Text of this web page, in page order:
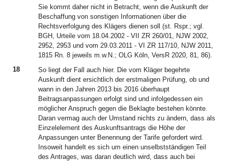
Sie kommt daher nicht in Betracht, wenn die Auskunft der
Beschaffung von sonstigen Informationen über die
Rechtsverfolgung des Klägers dienen soll (st. Rspr.; vgl.
BGH, Urteile vom 18.04.2002 - VII ZR 260/01, NJW 2002,
2952, 2953 und vom 29.03.2011 - VI ZR 117/10, NJW 2011,
1815 Rn. 8 jeweils m.w.N.; OLG Köln, VersR 2020, 81, 86).
18
So liegt der Fall auch hier. Die vom Kläger begehrte
Auskunft dient ersichtlich der erstmaligen Prüfung, ob und
wann in den Jahren 2013 bis 2016 überhaupt
Beitragsanpassungen erfolgt sind und infolgedessen ein
möglicher Anspruch gegen die Beklagte bestehen könnte.
Daran vermag auch der Umstand nichts zu ändern, dass als
Einzelelement des Auskunftsantrags die Höhe der
Anpassungen unter Benennung der Tarife gefordert wird.
Insoweit handelt es sich um einen unselbstständigen Teil
des Antrages, was daran deutlich wird, dass auch bei